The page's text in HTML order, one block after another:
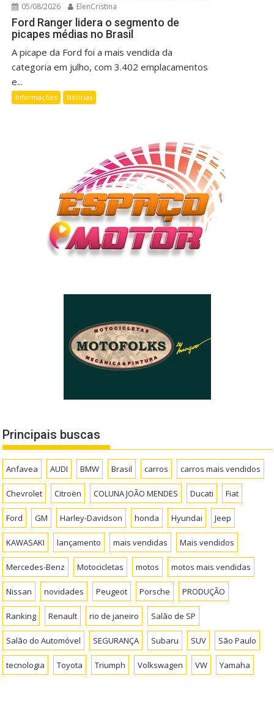
05/08/2026 ElenCristina
Ford Ranger lidera o segmento de
picapes médias no Brasil
A picape da Ford foi a mais vendida da
categoria em julho, com 3.402 emplacamentos
e...
Informações Notícias
Principais buscas
Anfavea AUDI BMW Brasil carros carros mais vendidos
Chevrolet Citroën COLUNA JOÃO MENDES Ducati Fiat
Ford GM Harley-Davidson honda Hyundai Jeep
KAWASAKI lançamento mais vendidas Mais vendidos
Mercedes-Benz Motocicletas motos motos mais vendidas
Nissan novidades Peugeot Porsche PRODUÇÃO
Ranking Renault rio de janeiro Salão de SP
Salão do Automóvel SEGURANÇA Subaru SUV São Paulo
tecnologia Toyota Triumph Volkswagen VW Yamaha